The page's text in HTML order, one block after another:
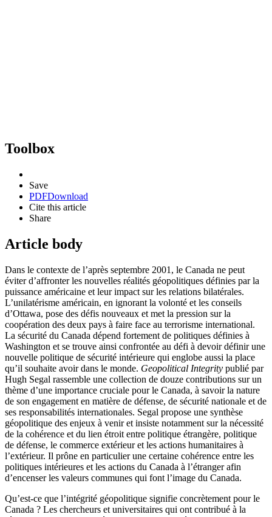
Toolbox
Save
PDFDownload
Cite this article
Share
Article body
Dans le contexte de l’après septembre 2001, le Canada ne peut
éviter d’affronter les nouvelles réalités géopolitiques définies par la
puissance américaine et leur impact sur les relations bilatérales.
L’unilatérisme américain, en ignorant la volonté et les conseils
d’Ottawa, pose des défis nouveaux et met la pression sur la
coopération des deux pays à faire face au terrorisme international.
La sécurité du Canada dépend fortement de politiques définies à
Washington et se trouve ainsi confrontée au défi à devoir définir une
nouvelle politique de sécurité intérieure qui englobe aussi la place
qu’il souhaite avoir dans le monde. Geopolitical Integrity publié par
Hugh Segal rassemble une collection de douze contributions sur un
thème d’une importance cruciale pour le Canada, à savoir la nature
de son engagement en matière de défense, de sécurité nationale et de
ses responsabilités internationales. Segal propose une synthèse
géopolitique des enjeux à venir et insiste notamment sur la nécessité
de la cohérence et du lien étroit entre politique étrangère, politique
de défense, le commerce extérieur et les actions humanitaires à
l’extérieur. Il prône en particulier une certaine cohérence entre les
politiques intérieures et les actions du Canada à l’étranger afin
d’encenser les valeurs communes qui font l’image du Canada.
Qu’est-ce que l’intégrité géopolitique signifie concrètement pour le
Canada ? Les chercheurs et universitaires qui ont contribué à la